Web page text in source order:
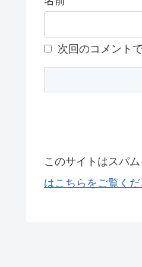
次回のコメント
このサイトはスパ
はこちらをご覧く